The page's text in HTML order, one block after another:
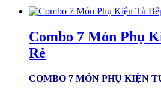
Combo 7 Món Phụ
Rẻ
COMBO 7 MÓN PHỤ KIỆN